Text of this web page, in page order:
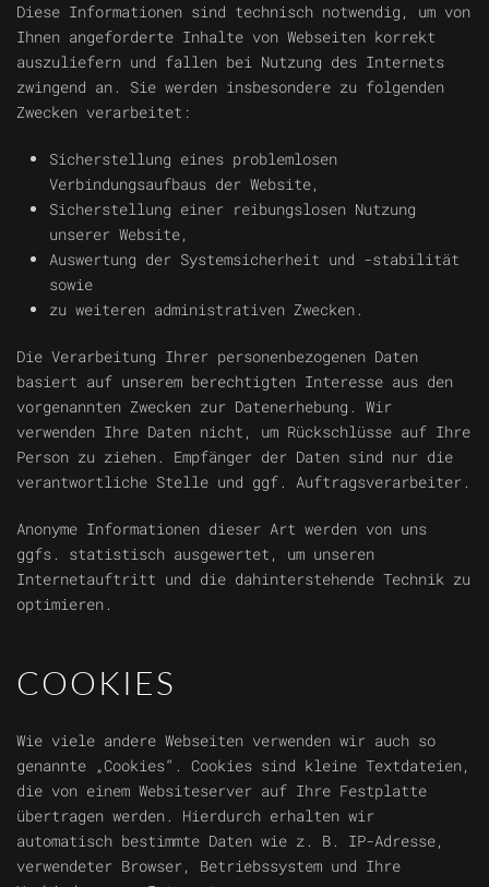
Diese Informationen sind technisch notwendig, um von
Ihnen angeforderte Inhalte von Webseiten korrekt
auszuliefern und fallen bei Nutzung des Internets
zwingend an. Sie werden insbesondere zu folgenden
Zwecken verarbeitet:
Sicherstellung eines problemlosen
Verbindungsaufbaus der Website,
Sicherstellung einer reibungslosen Nutzung
unserer Website,
Auswertung der Systemsicherheit und -stabilität
sowie
zu weiteren administrativen Zwecken.
Die Verarbeitung Ihrer personenbezogenen Daten
basiert auf unserem berechtigten Interesse aus den
vorgenannten Zwecken zur Datenerhebung. Wir
verwenden Ihre Daten nicht, um Rückschlüsse auf Ihre
Person zu ziehen. Empfänger der Daten sind nur die
verantwortliche Stelle und ggf. Auftragsverarbeiter.
Anonyme Informationen dieser Art werden von uns
ggfs. statistisch ausgewertet, um unseren
Internetauftritt und die dahinterstehende Technik zu
optimieren.
COOKIES
Wie viele andere Webseiten verwenden wir auch so
genannte „Cookies“. Cookies sind kleine Textdateien,
die von einem Websiteserver auf Ihre Festplatte
übertragen werden. Hierdurch erhalten wir
automatisch bestimmte Daten wie z. B. IP-Adresse,
verwendeter Browser, Betriebssystem und Ihre